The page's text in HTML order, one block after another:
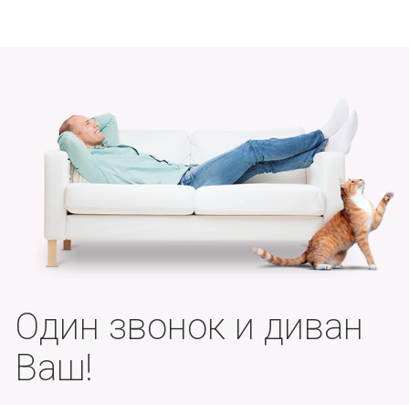
Один звонок и диван
Ваш!